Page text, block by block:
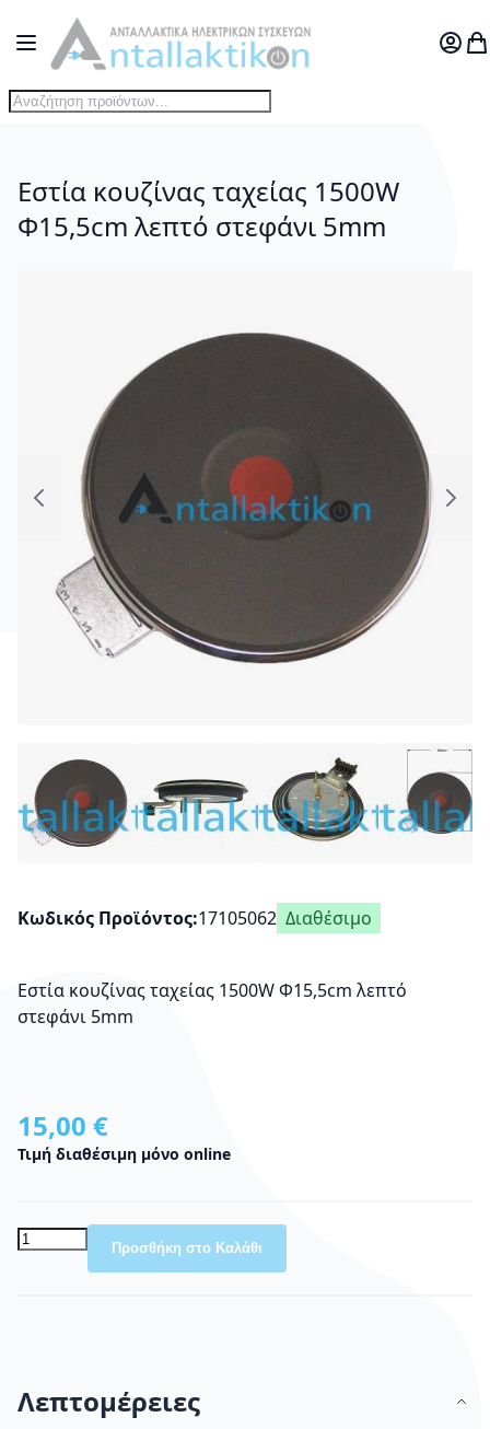
Μετάβαση στο περιεχόμενο
Toggle Nav
Ο
Εστία κουζίνας ταχείας 1500W
Φ15,5cm λεπτό στεφάνι 5mm
Κωδικός Προϊόντος 17105062 Διαθέσιμο
Εστία κουζίνας ταχείας 1500W Φ15,5cm λεπτό
στεφάνι 5mm
15,00 €
Τιμή διαθέσιμη μόνο online
Προσθήκη στο Καλάθι
Λεπτομέρειες